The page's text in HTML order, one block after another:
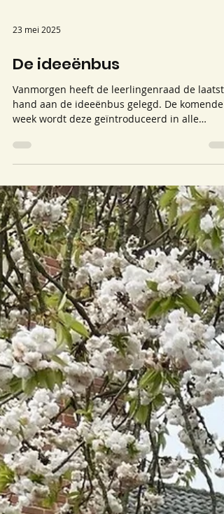
23 mei 2025
De ideeënbus
hand aan de ideeënbus gelegd. De komende
week wordt deze geïntroduceerd in alle
klassen. Op...